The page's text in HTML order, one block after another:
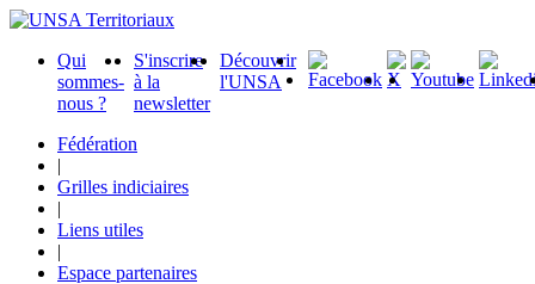
Qui
sommes-
nous ?
S'inscrire
à la
newsletter
Découvrir
l'UNSA
Fédération
|
Grilles indiciaires
|
Liens utiles
|
Espace partenaires